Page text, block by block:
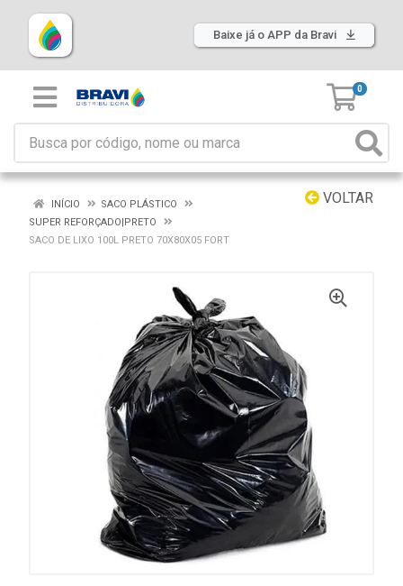
Baixe já o APP da Bravi
0
VOLTAR
INÍCIO
SACO PLÁSTICO
SUPER REFORÇADO|PRETO
SACO DE LIXO 100L PRETO 70X80X05 FORT